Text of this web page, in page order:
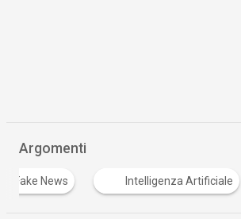
Argomenti
Fake News Intelligenza Artificiale